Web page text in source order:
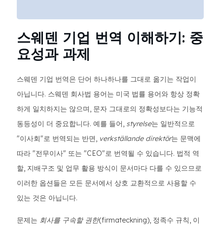
스웨덴 기업 번역 이해하기: 중
요성과 과제
스웨덴 기업 번역은 단어 하나하나를 그대로 옮기는 작업이
아닙니다. 스웨덴 회사법 용어는 미국 법률 용어와 항상 정확
하게 일치하지는 않으며, 문자 그대로의 정확성보다는 기능적
동등성이 더 중요합니다. 예를 들어, styrelse는 일반적으로
"이사회"로 번역되는 반면, verkställande direktör는 문맥에
따라 "전무이사" 또는 "CEO"로 번역될 수 있습니다. 법적 역
할, 지배구조 및 업무 활용 방식이 문서마다 다를 수 있으므로
이러한 옵션들은 모든 문서에서 상호 교환적으로 사용할 수
있는 것은 아닙니다.
문제는 회사를 구속할 권한(firmateckning), 정족수 규칙, 이